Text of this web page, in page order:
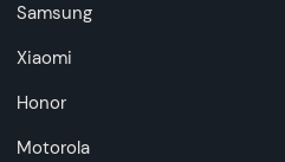
Samsung
Xiaomi
Honor
Motorola